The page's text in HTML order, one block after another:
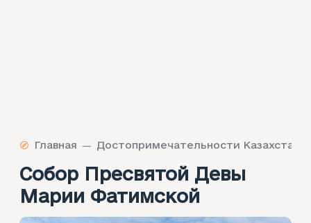
Собор Пресвятой Девы
Марии Фатимской
Главная Достопримечательности Казахстана